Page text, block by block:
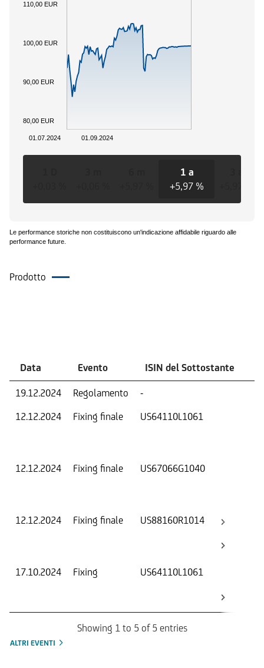
01.09.2024
01.07.2024
80,00 EUR
90,00 EUR
100,00 EUR
110,00 EUR
1 a
+5,97 %
Le performance storiche non costituiscono un'indicazione affidabile riguardo alle
performance future.
Prodotto
Data Evento ISIN del Sottostante
19.12.2024 Regolamento -
12.12.2024
Fixing finale US64110L1061
12.12.2024
Fixing finale US67066G1040
12.12.2024
Fixing finale US88160R1014
17.10.2024
Fixing US64110L1061
Showing 1 to 5 of 5 entries
ALTRI EVENTI